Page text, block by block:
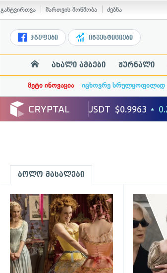
განტვირთვა მართვის მოწმობა ძებნა
ჯგუფები ინვესტიციები
ახალი ამბები ჟურნალი
მეტი ინოვაცია იცხოვრე სრულყოფილად
ბოლო მასალები
გადახედვა